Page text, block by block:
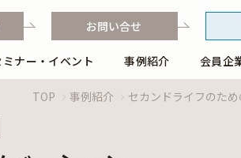
ミナー・イベント 事例紹介 会員企
お問い合せ
TOP 事例紹介 セカンドライフのた